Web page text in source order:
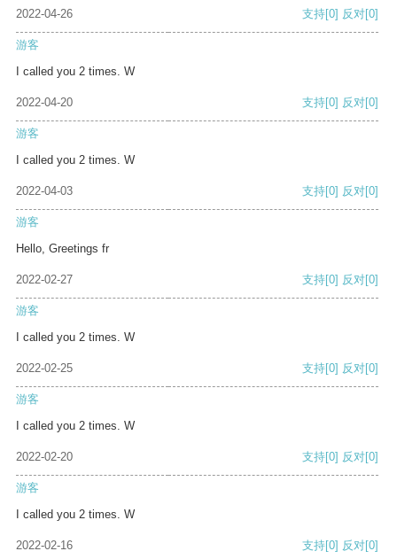
2022-04-26 支持[0] 反对[0]
游客
I called you 2 times. W
2022-04-20 支持[0] 反对[0]
游客
I called you 2 times. W
2022-04-03 支持[0] 反对[0]
游客
Hello, Greetings fr
2022-02-27 支持[0] 反对[0]
游客
I called you 2 times. W
2022-02-25 支持[0] 反对[0]
游客
I called you 2 times. W
2022-02-20 支持[0] 反对[0]
游客
I called you 2 times. W
2022-02-16 支持[0] 反对[0]